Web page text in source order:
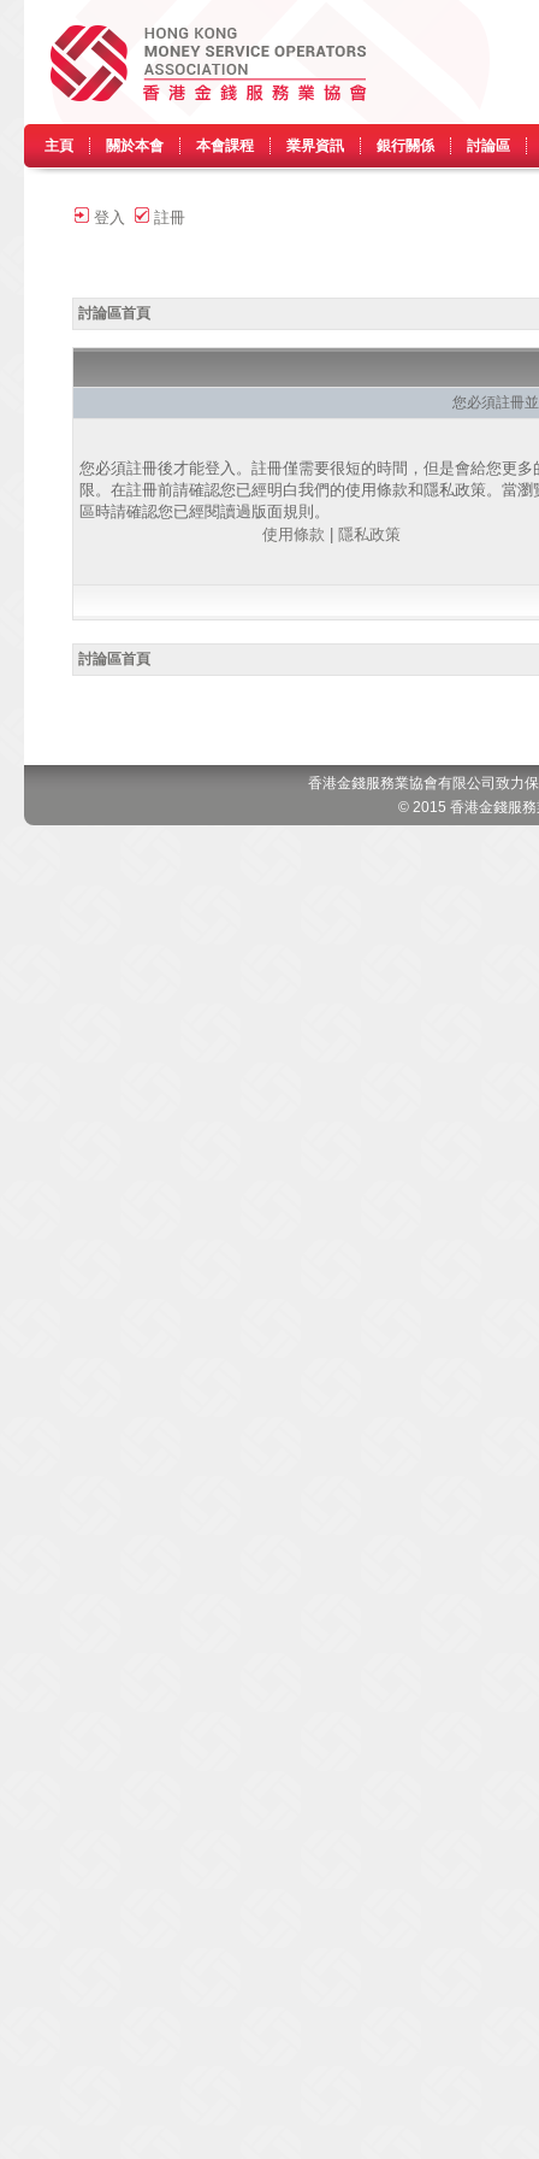
主頁 關於本會 本會課程 業界資訊 銀行關係 討論區
登入 註冊
討論區首頁
您必須註冊
您必須註冊後才能登入。註冊僅需要很短的時間，但是會給您更多
限。在註冊前請確認您已經明白我們的使用條款和隱私政策。當瀏
區時請確認您已經閱讀過版面規則。
使用條款
隱私政策
討論區首頁
香港金錢服務業協會有限公司致力
© 2015 香港金錢服